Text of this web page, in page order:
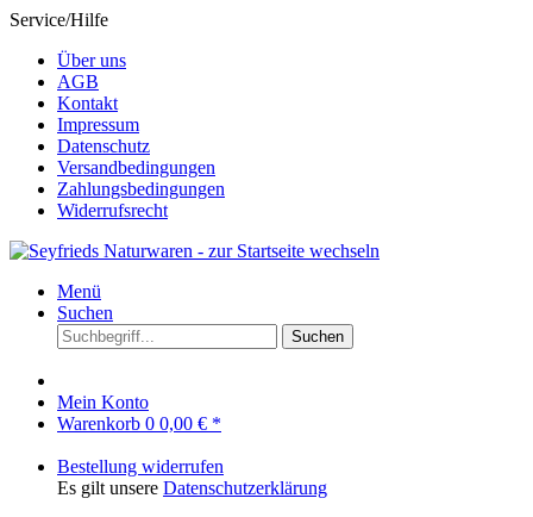
Service/Hilfe
Über uns
AGB
Kontakt
Impressum
Datenschutz
Versandbedingungen
Zahlungsbedingungen
Widerrufsrecht
Menü
Suchen
Suchen
Mein Konto
Warenkorb 0 0,00 € *
Bestellung widerrufen
Es gilt unsere Datenschutzerklärung